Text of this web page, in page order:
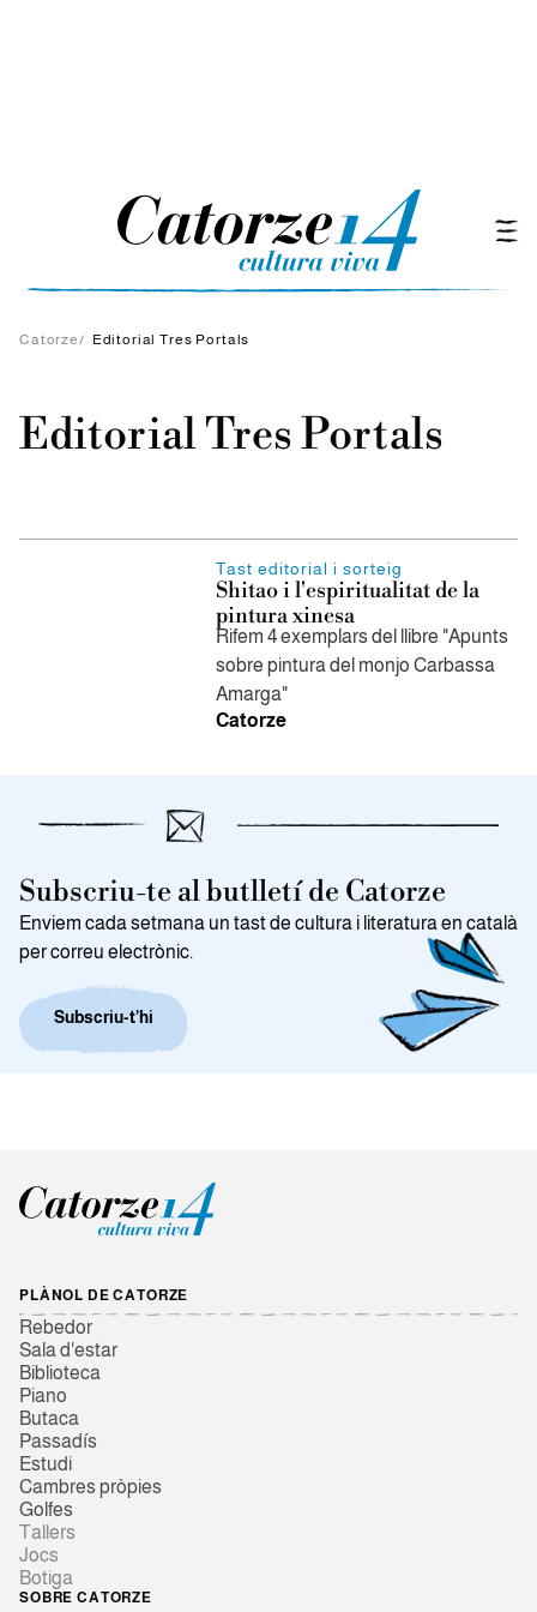
Catorze/ Editorial Tres Portals
Editorial Tres Portals
Tast editorial i sorteig
Shitao i l'espiritualitat de la
pintura xinesa
Rifem 4 exemplars del llibre "Apunts
sobre pintura del monjo Carbassa
Amarga"
Catorze
Subscriu-te al butlletí de Catorze
Enviem cada setmana un tast de cultura i literatura en català
per correu electrònic.
Subscriu-t’hi
PLÀNOL DE CATORZE
Rebedor
Sala d'estar
Biblioteca
Piano
Butaca
Passadís
Estudi
Cambres pròpies
Golfes
Tallers
Jocs
Botiga
SOBRE CATORZE